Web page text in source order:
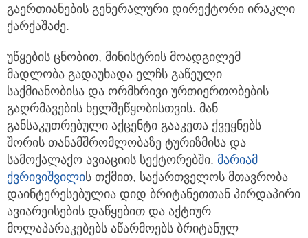
გაერთიანების გენერალური დირექტორი ირაკლი
ქარქაშაძე.
უწყების ცნობით, მინისტრის მოადგილემ
მადლობა გადაუხადა ელჩს გაწეული
საქმიანობისა და ორმხრივი ურთიერთობების
გაღრმავების ხელშეწყობისთვის. მან
განსაკუთრებული აქცენტი გააკეთა ქვეყნებს
შორის თანამშრომლობაზე ტურიზმისა და
სამოქალაქო ავიაციის სექტორებში. მარიამ
ქვრივიშვილის თქმით, საქართველოს მთავრობა
დაინტერესებულია დიდ ბრიტანეთთან პირდაპირი
ავიარეისების დაწყებით და აქტიურ
მოლაპარაკებებს აწარმოებს ბრიტანულ